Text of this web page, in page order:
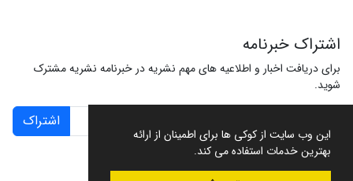
این وب سایت از کوکی ها برای اطمینان از ارائه
بهترین خدمات استفاده می کند.
اشتراک خبرنامه
برای دریافت اخبار و اطلاعیه های مهم نشریه در خبرنامه نشریه مشترک
شوید.
اشتراک